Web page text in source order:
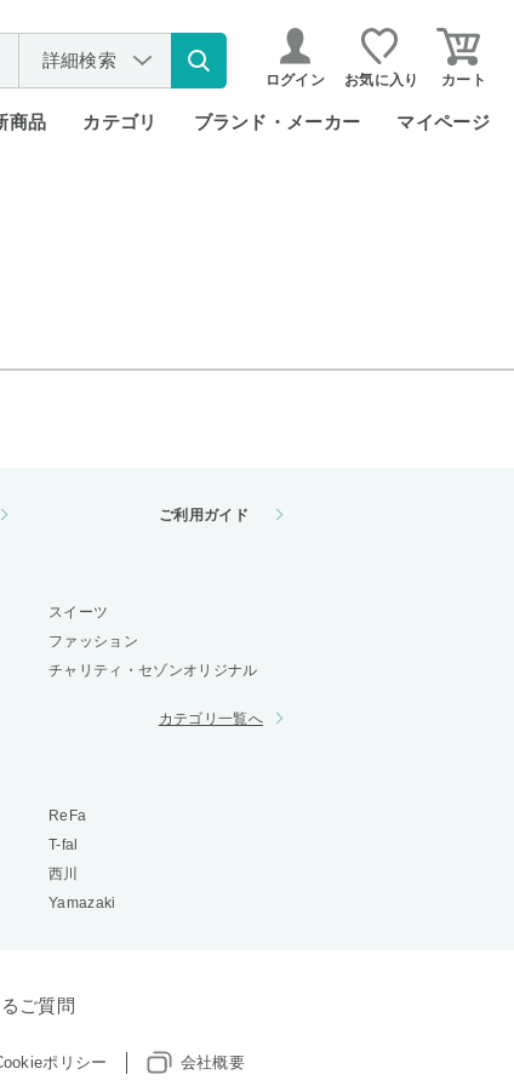
詳細検索
ログイン お気に入り カート
商品 カテゴリ ブランド・メーカー マイページ
ご利用ガイド
スイーツ
ファッション
チャリティ・セゾンオリジナル
カテゴリ一覧へ
ReFa
T-fal
西川
Yamazaki
ご質問
ポリシー 会社概要